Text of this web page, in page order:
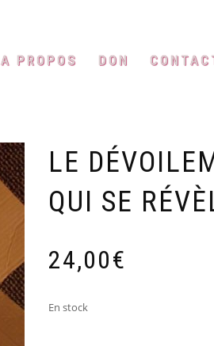
A PROPOS DON
LE
QUI SE
24,00€
En stock